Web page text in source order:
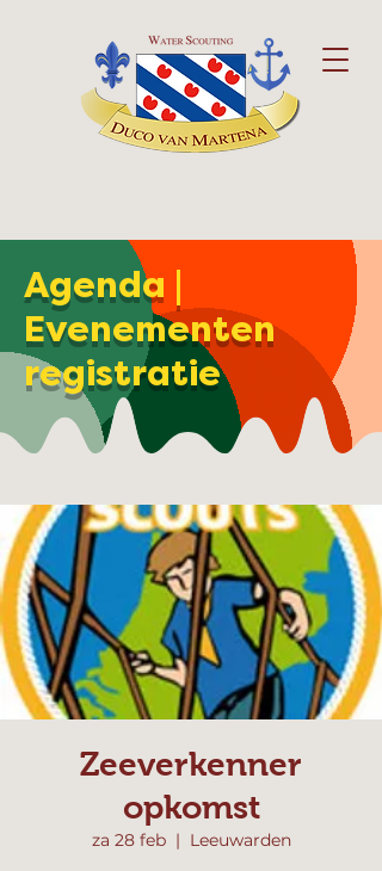
Agenda |
Evenementen
registratie
Zeeverkenner
opkomst
za 28 feb
  |
Leeuwarden